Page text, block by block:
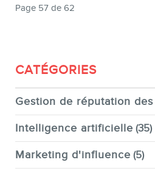
Page 57 de 62
CATÉGORIES
Gestion de réputation
Intelligence artificielle (35)
Marketing d'influence (5)